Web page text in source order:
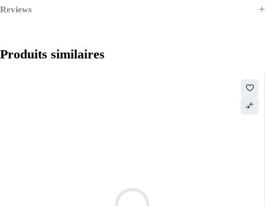
Reviews
Produits similaires